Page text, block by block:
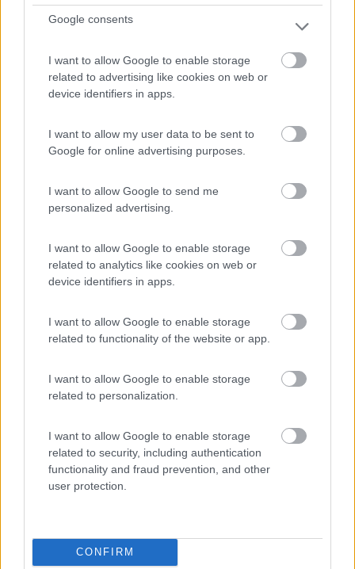
Google consents
I want to allow Google to enable storage
related to advertising like cookies on web or
device identifiers in apps.
I want to allow my user data to be sent to
Google for online advertising purposes.
I want to allow Google to send me
personalized advertising.
I want to allow Google to enable storage
related to analytics like cookies on web or
device identifiers in apps.
I want to allow Google to enable storage
related to functionality of the website or app.
I want to allow Google to enable storage
related to personalization.
I want to allow Google to enable storage
related to security, including authentication
functionality and fraud prevention, and other
user protection.
CONFIRM
Parcheggio Ferriere
4,3
Servizi / Posizione
A 1,7 km dal centro, vicino al Museo Casa Natale Enzo
Via Stanguellini - Zona MEF